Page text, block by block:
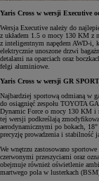
Yaris Cross w wersji Executive
Wersja Executive należy do
z układem 1.5 o mocy 130 KM z
z inteligentnym napędem AWD-i,
elektrycznie unoszone drzwi
detalami na oparciach oraz
felgi aluminiowe.
Yaris Cross w wersji GR
Najbardziej sportową odmianą w
do osiągnięć zespołu TOYOTA
Dynamic Force o mocy 130 KM i
tej wersji podkreślają
aerodynamicznymi po bokach,
precyzję prowadzenia i stabilność
We wnętrzu zastosowano
czerwonymi przeszyciami oraz
obejmuje również oświetlenie
martwego pola w lusterkach